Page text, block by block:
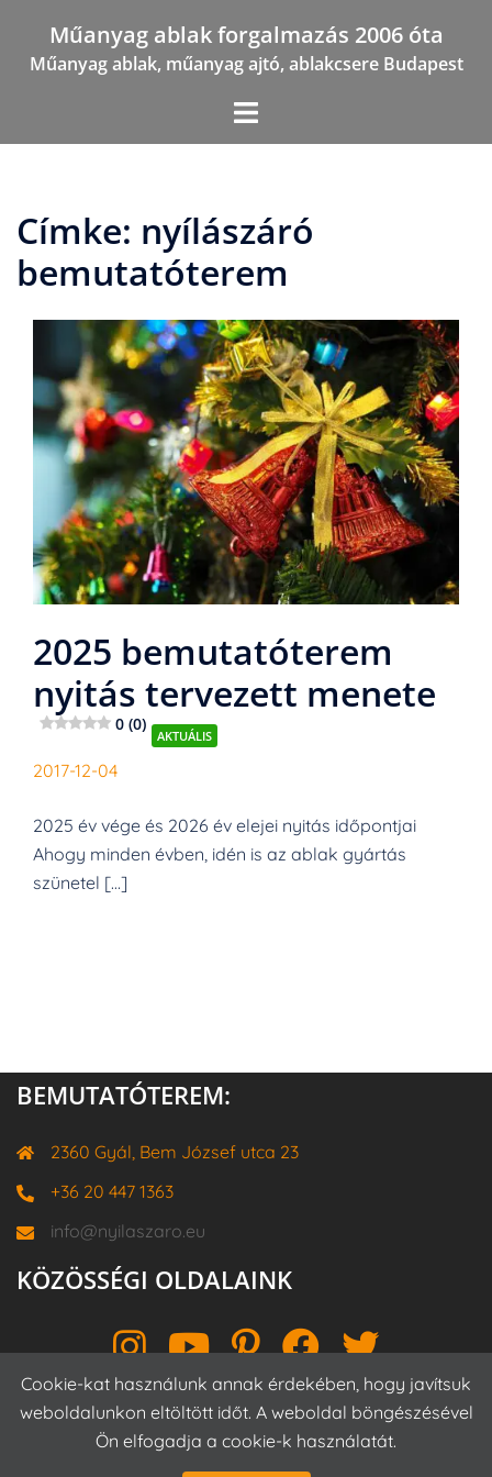
content
Műanyag ablak forgalmazás 2006 óta
Műanyag ablak, műanyag ajtó, ablakcsere Budapest
Címke: nyílászáró
bemutatóterem
2025 bemutatóterem
nyitás tervezett menete
0 (0)
AKTUÁLIS
2017-12-04
2025 év vége és 2026 év elejei nyitás időpontjai
Ahogy minden évben, idén is az ablak gyártás
szünetel […]
BEMUTATÓTEREM:
2360 Gyál, Bem József utca 23
+36 20 447 1363
info@nyilaszaro.eu
KÖZÖSSÉGI OLDALAINK
InstagramYouTubePinterest FacebookTwitter
Cookie-kat használunk annak érdekében, hogy javítsuk
weboldalunkon eltöltött időt. A weboldal böngészésével
Ön elfogadja a cookie-k használatát.